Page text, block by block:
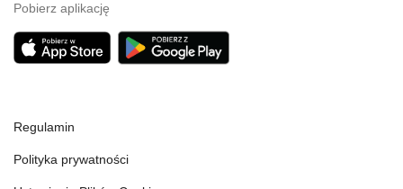
Pobierz aplikację
Regulamin
Polityka prywatności